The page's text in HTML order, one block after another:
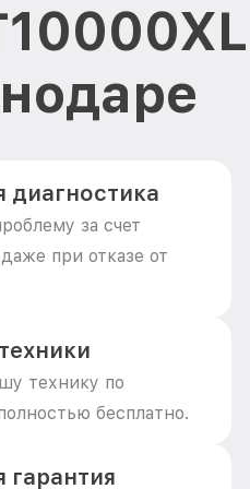
диагностика
за счет
при отказе от
технику по
бесплатно.
гарантия